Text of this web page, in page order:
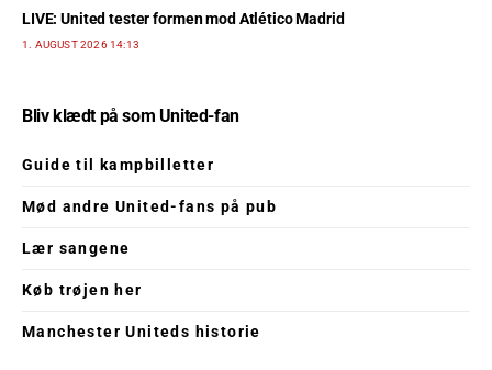
LIVE: United tester formen mod Atlético Madrid
1. AUGUST 2026 14:13
Bliv klædt på som United-fan
Guide til kampbilletter
Mød andre United-fans på pub
Lær sangene
Køb trøjen her
Manchester Uniteds historie